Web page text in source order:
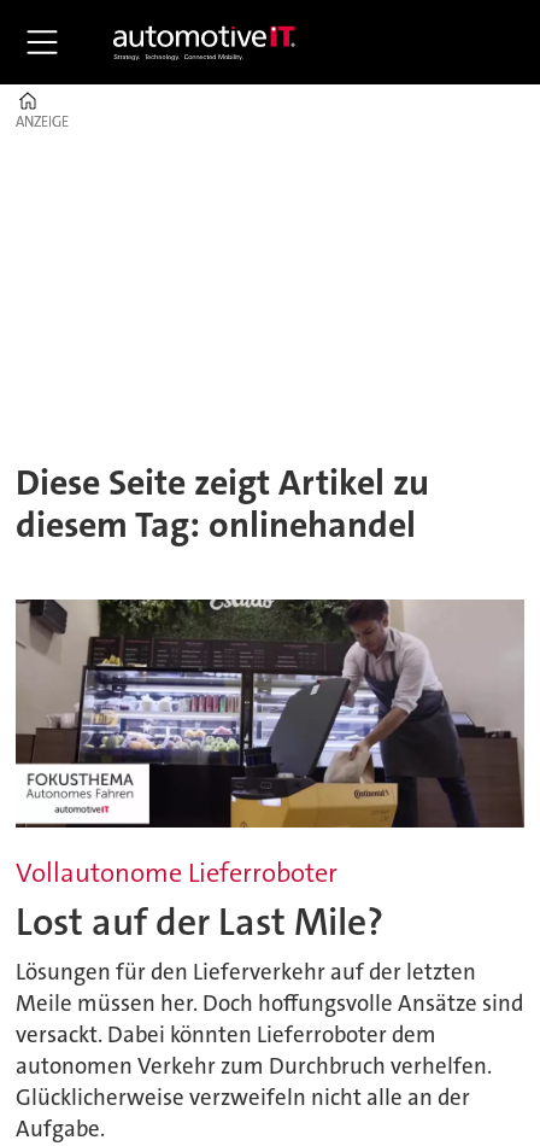
ANZEIGE
ANZEIGE
Diese Seite zeigt Artikel zu
diesem Tag: onlinehandel
Vollautonome Lieferroboter
Lost auf der Last Mile?
Lösungen für den Lieferverkehr auf der letzten
Meile müssen her. Doch hoffungsvolle Ansätze sind
versackt. Dabei könnten Lieferroboter dem
autonomen Verkehr zum Durchbruch verhelfen.
Glücklicherweise verzweifeln nicht alle an der
Aufgabe.